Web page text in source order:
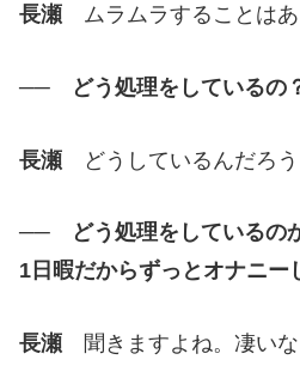
長瀬 ムラムラすることはあ
── どう処理をしているの
長瀬 どうしているんだろ
── どう処理をしているの
1日暇だからずっとオナニー
長瀬 聞きますよね。凄いな